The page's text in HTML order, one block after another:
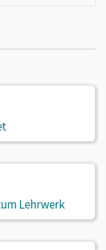
Lehrwerk